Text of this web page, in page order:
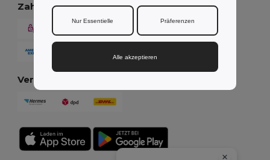
Zahlungsmethoden
Versandmethoden
Nur Essentielle Präferenzen
Alle akzeptieren